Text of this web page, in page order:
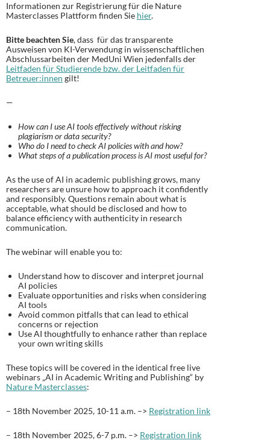
Informationen zur Registrierung für die Nature
Masterclasses Plattform finden Sie hier.
Bitte beachten Sie, dass für das transparente
Ausweisen von KI-Verwendung in wissenschaftlichen
Abschlussarbeiten der MedUni Wien jedenfalls der
Leitfaden für Studierende bzw. der Leitfaden für
Betreuer:innen gilt!
—
How can I use AI tools effectively without risking
plagiarism or data security?
Who do I need to check AI policies with and how?
What steps of a publication process is AI most useful for?​
As the use of AI in academic publishing grows, many
researchers are unsure how to approach it confidently
and responsibly. Questions remain about what is
acceptable, what should be disclosed and how to
balance efficiency with authenticity in research
communication.
The webinar will enable you to:
Understand how to discover and interpret journal
AI policies
Evaluate opportunities and risks when considering
AI tools
Avoid common pitfalls that can lead to ethical
concerns or rejection
Use AI thoughtfully to enhance rather than replace
your own writing skills
These topics will be covered in the identical free live
webinars „AI in Academic Writing and Publishing“ by
Nature Masterclasses:
– 18th November 2025, 10-11 a.m. –> Registration link
– 18th November 2025, 6-7 p.m. –> Registration link